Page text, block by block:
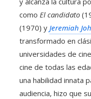
como El candidato
(1970) y Jeremiah
transformado en
universidades de
cine de todas las
una habilidad innata
audiencia, hizo que